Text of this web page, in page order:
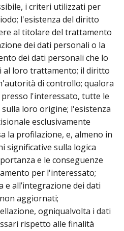
i criteri utilizzati per
l'esistenza del diritto
al titolare del trattamento
dei dati personali o la
dei dati personali che lo
al loro trattamento; il diritto
di controllo; qualora
l'interessato, tutte le
loro origine; l'esistenza
esclusivamente
la profilazione, e, almeno in
significative sulla logica
e le conseguenze
per l'interessato;
all’integrazione dei dati
aggiornati;
ogniqualvolta i dati
rispetto alle finalità